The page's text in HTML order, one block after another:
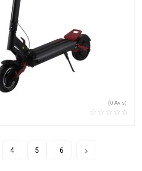
(0 Avis)
4 5 6